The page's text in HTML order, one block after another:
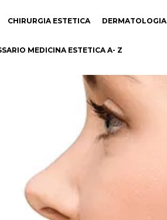
CHIRURGIA ESTETICA DERMATOLOGIA
MEDICINA ESTETICA A- Z